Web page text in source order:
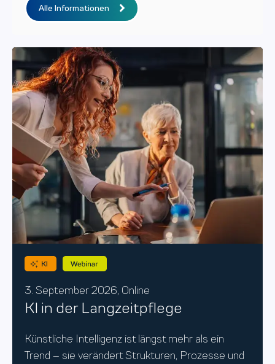
Alle Informationen
3. September2026, Online
KI in der Langzeit­pflege
Künstliche Intelligenz ist längst mehr als ein
Trend – sie verändert Strukturen, Prozesse und